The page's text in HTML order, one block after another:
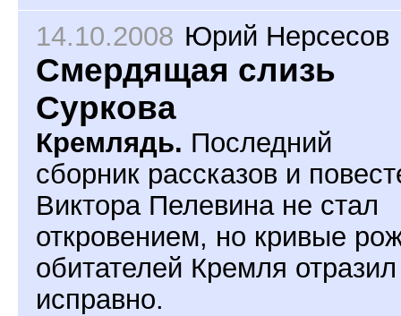
14.10.2008 Юрий Нерсесов
Смердящая слизь
Суркова
Кремлядь. Последний
сборник рассказов и
Виктора Пелевина не стал
откровением, но кривые
обитателей Кремля отразил
исправно.